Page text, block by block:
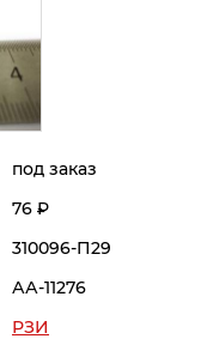
под заказ
76 Р
310096-П29
АА-11276
РЗИ